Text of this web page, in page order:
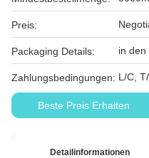
Preis:
Packaging Details: in den
Zahlungsbedingungen: L/C,
Beste Preis Erhalten
Detailinformationen